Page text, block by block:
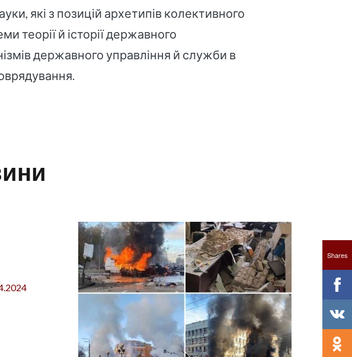
які з позицій архетипів колективного
теорії й історії державного
державного управління й служби в
Shares